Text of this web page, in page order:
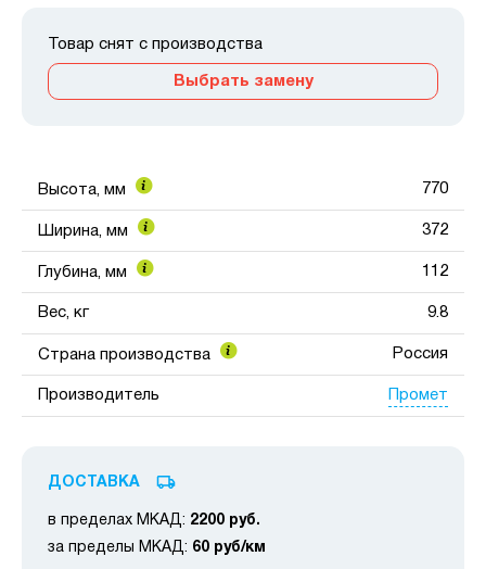
Товар снят с производства
Выбрать замену
Высота, мм 770
Ширина, мм 372
Глубина, мм 112
Вес, кг 9.8
Страна производства Россия
Производитель Промет
ДОСТАВКА
в пределах МКАД: 2200 руб.
за пределы МКАД: 60 руб/км